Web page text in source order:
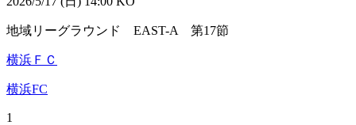
地域リーグラウンド EAST-A 第17節
横浜ＦＣ
横浜FC
1